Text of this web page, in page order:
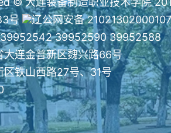
号
辽公网安备
39952542 39952590 39952588
大连金普新区魏兴路66号
区铁山西路27号、31号